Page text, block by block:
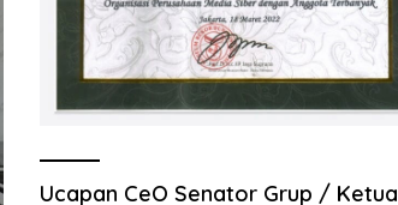
Ucapan CeO Senator Grup / Ketua